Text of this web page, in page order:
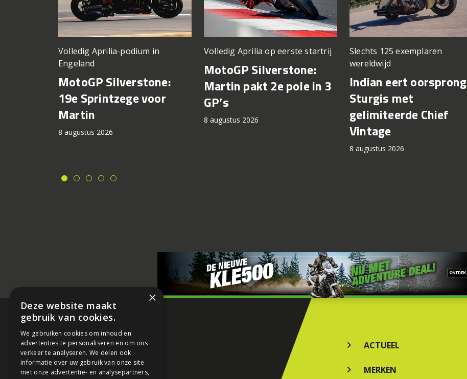
Volledig Aprilia-podium in
Engeland
MotoGP Silverstone:
19e Sprintzege voor
Martin
8 augustus 2026
Volledig Aprilia op eerste startrij
MotoGP Silverstone:
Martin pakt 2e pole in 3
GP’s
8 augustus 2026
Slechts 125 exemplaren
wereldwijd
Indian eert oorsprong
Sturgis met
gelimiteerde Chief
Vintage
8 augustus 2026
ACTUEEL
MERKEN
×
Deze website maakt
gebruik van cookies.
We gebruiken cookies om inhoud en
advertenties te personaliseren en om ons
verkeer te analyseren. We delen ook
informatie over uw gebruik van onze site
met onze advertentie- en analysepartners,